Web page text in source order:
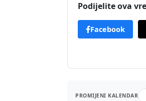
Podijelite ova
Facebook
PROMIJENI KALENDAR